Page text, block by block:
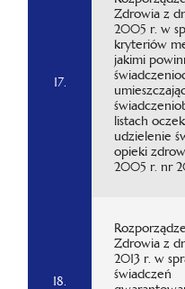
17.
Zdrowia z
2005 r. w
kryteriów
jakimi
listach
udzielenie
opieki
2005 r. nr
18.
Zdrowia z
2013 r. w
świadczeń